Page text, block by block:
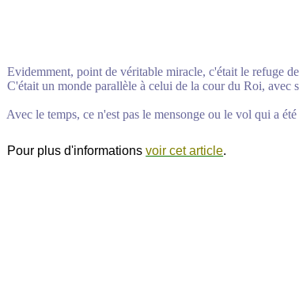
Evidemment, point de véritable miracle, c'était le refuge
C'était un monde parallèle à celui de la cour du Roi, avec
Avec le temps, ce n'est pas le mensonge ou le vol qui a
Pour plus d'informations voir cet article.